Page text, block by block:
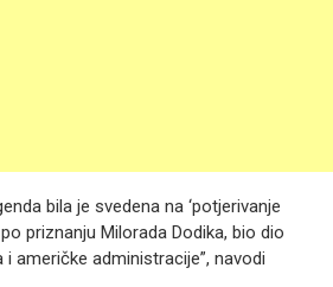
bila je svedena na ‘potjerivanje
priznanju Milorada Dodika, bio dio
američke administracije”, navodi